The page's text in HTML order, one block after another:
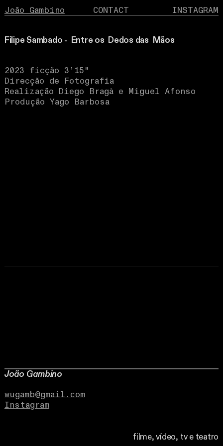
João Gambino CONTACT INSTAGRAM
Filipe Sambado - Entre os Dedos das Mãos
2023 ficção 3’15"
Direcção de Fotografia
Realização Diego Bragà e Miguel Afonso
Produção Yago Barbosa
João Gambino
wugamb@gmail.com
Instagram
filme, vídeo, tv e teatro